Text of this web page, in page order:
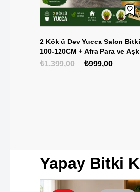
2 Köklü Dev Yucca Salon
100-120CM + Afra Para ve
Gözyaşı HEDİYE!₺999,00
₺1.399,00
Yapay Bitki